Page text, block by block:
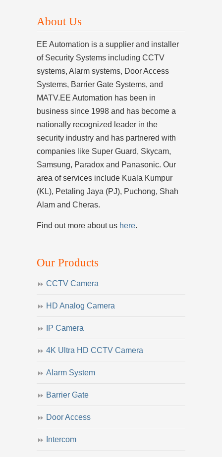
About Us
EE Automation is a supplier and installer
of Security Systems including CCTV
systems, Alarm systems, Door Access
Systems, Barrier Gate Systems, and
MATV.EE Automation has been in
business since 1998 and has become a
nationally recognized leader in the
security industry and has partnered with
companies like Super Guard, Skycam,
Samsung, Paradox and Panasonic. Our
area of services include Kuala Kumpur
(KL), Petaling Jaya (PJ), Puchong, Shah
Alam and Cheras.
Find out more about us here.
Our Products
CCTV Camera
HD Analog Camera
IP Camera
4K Ultra HD CCTV Camera
Alarm System
Barrier Gate
Door Access
Intercom